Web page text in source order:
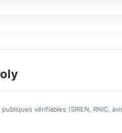
vérifiables (SIREN, RNIC,